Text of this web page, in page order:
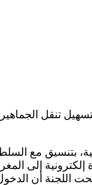
تنقل
بتنسيق مع